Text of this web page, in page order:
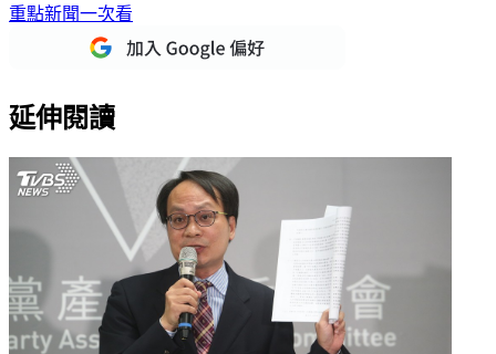
重點新聞一次看
延伸閱讀